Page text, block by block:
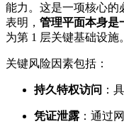
能力。这是一项核心的
表明， 管理平面本身是
为第 1 层关键基础设施。
关键风险因素包括：
持久特权访问 ：
凭证泄露 ：通过